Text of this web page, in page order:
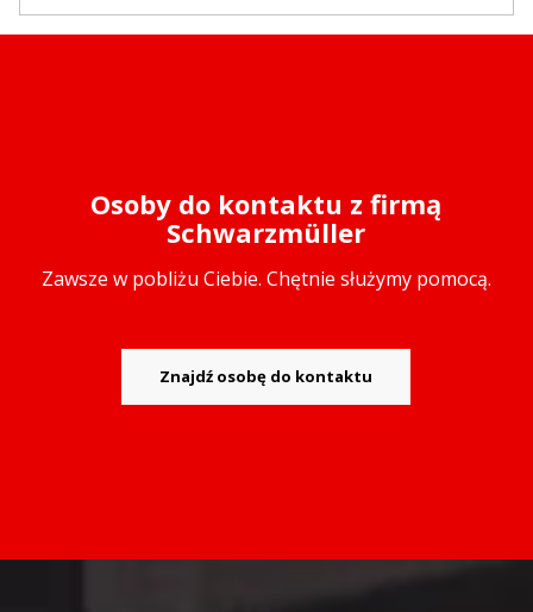
Osoby do kontaktu z firmą
Schwarzmüller
Zawsze w pobliżu Ciebie. Chętnie służymy pomocą.
Znajdź osobę do kontaktu